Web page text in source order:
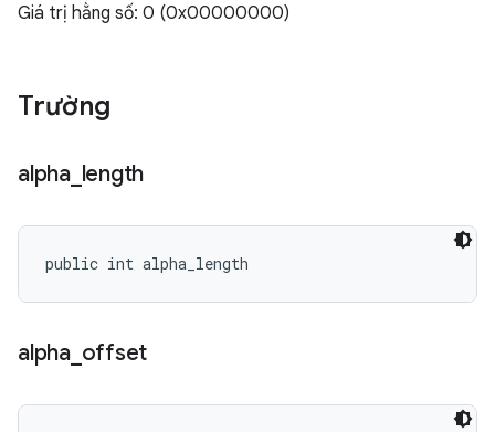
Giá trị hằng số: 0 (0x00000000)
Trường
alpha_ length
public int alpha_length
alpha_ offset